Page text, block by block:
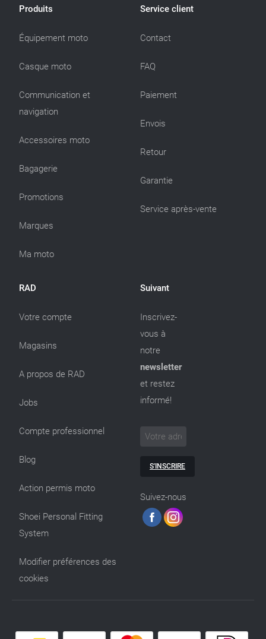
Produits
Équipement moto
Casque moto
Communication et
navigation
Accessoires moto
Bagagerie
Promotions
Marques
Ma moto
Service client
Contact
FAQ
Paiement
Envois
Retour
Garantie
Service après-vente
RAD
Votre compte
Magasins
A propos de RAD
Jobs
Compte professionnel
Blog
Action permis moto
Shoei Personal Fitting
System
Modifier préférences des
cookies
Suivant
Inscrivez-
vous à
notre
newsletter
et restez
informé!
S'INSCRIRE
Suivez-nous